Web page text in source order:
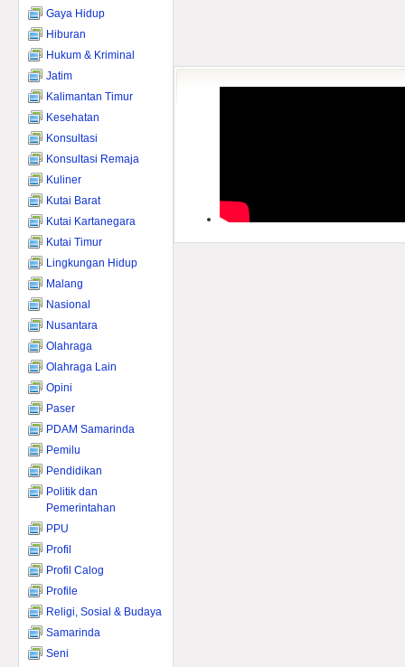
Gaya Hidup
Hiburan
Hukum & Kriminal
Jatim
Kalimantan Timur
Kesehatan
Konsultasi
Konsultasi Remaja
Kuliner
Kutai Barat
Kutai Kartanegara
Kutai Timur
Lingkungan Hidup
Malang
Nasional
Nusantara
Olahraga
Olahraga Lain
Opini
Paser
PDAM Samarinda
Pemilu
Pendidikan
Politik dan
Pemerintahan
PPU
Profil
Profil Calog
Profile
Religi, Sosial & Budaya
Samarinda
Seni